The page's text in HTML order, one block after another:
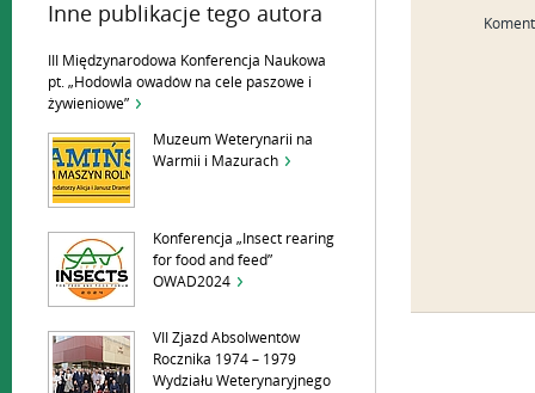
Inne publikacje tego autora
III Międzynarodowa Konferencja Naukowa
pt. „Hodowla owadów na cele paszowe i
żywieniowe”
Muzeum Weterynarii na
Warmii i Mazurach
Konferencja „Insect rearing
for food and feed”
OWAD2024
VII Zjazd Absolwentów
Rocznika 1974 – 1979
Wydziału Weterynaryjnego